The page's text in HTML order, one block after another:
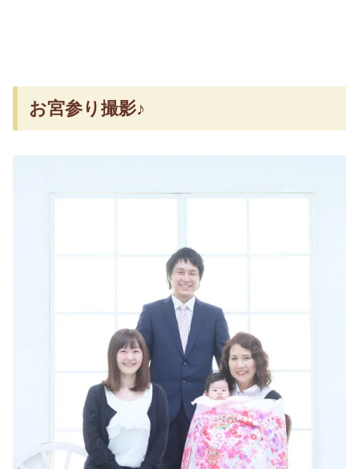
お宮参り撮影♪